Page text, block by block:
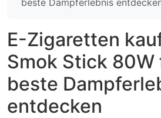
beste Dampferlebnis
E-Zigaretten
Smok Stick 80W
beste
entdecken